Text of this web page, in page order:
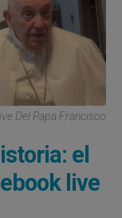
Del Papa Francisco
el
live